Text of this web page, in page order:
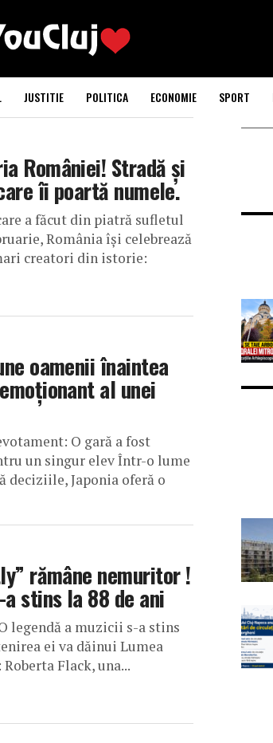
JUSTITIE POLITICA ECONOMIE SPORT
României! Stradă și
îi poartă numele.
a făcut din piatră sufletul
România își celebrează
creatori din istorie:
oamenii înaintea
al unei
O gară a fost
un singur elev Într-o lume
deciziile, Japonia oferă o
rămâne nemuritor !
stins la 88 de ani
legendă a muzicii s-a stins
ei va dăinui Lumea
Flack, una...